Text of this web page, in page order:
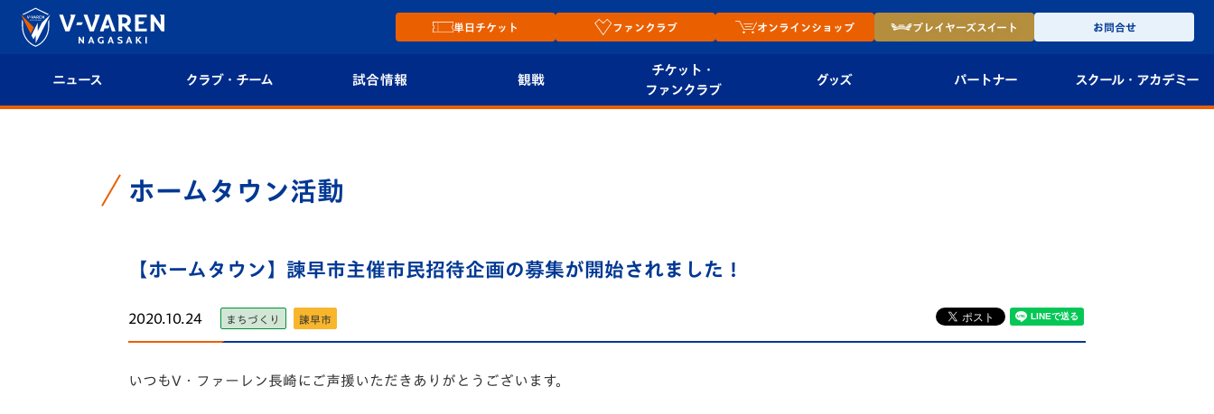
単日チケット ファンクラブ オンラインショップ プレイヤーズスイート お問合せ
ニュース クラブ・チーム
エンブレム紹介
選手プロフィール
試合情報
U-21 Jリーグ関連
フォトギャラリー
観戦
チケット・
ファンクラブ
V-LOVERS（ファン
グッズ パートナー スクール・ アカデミー
スクール
ホームタウン活動
【ホームタウン】諫早市主催市民招待企画の募集が開始されました！
2020.10.24 まちづくり 諫早市
いつもV・ファーレン長崎にご声援いただきありがとうございます。